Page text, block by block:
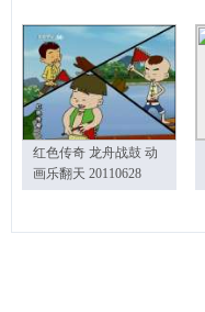
红色传奇 龙舟战鼓 动
画乐翻天 20110628